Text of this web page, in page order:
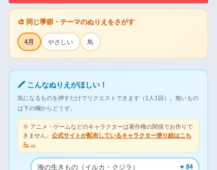
🎨 同じ季節・テーマのぬりえをさがす
4月 やさしい 鳥
🖍 こんなぬりえがほしい！
気になるものを押すだけでリクエストできます（1人1回）。無いもの
は下の欄からどうぞ。
※ アニメ・ゲームなどのキャラクターは著作権の関係でお作りで
きません。 公式サイトが配布しているキャラクター塗り絵はこち
ら →
海の生きもの（イルカ・クジラ） ♥ 84